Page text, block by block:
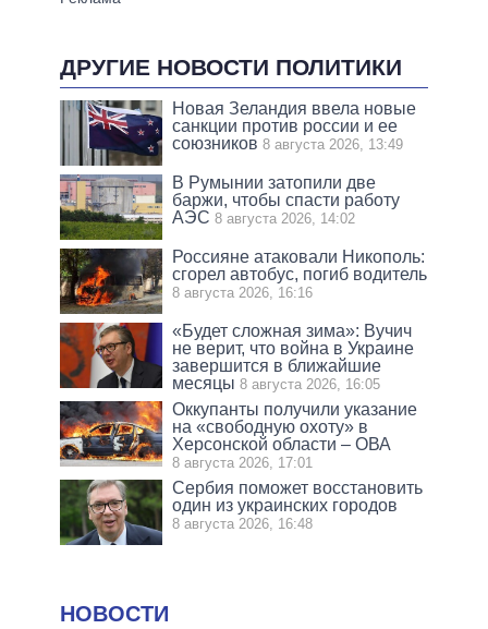
ДРУГИЕ НОВОСТИ ПОЛИТИКИ
Новая Зеландия ввела новые
санкции против россии и ее
союзников 8 августа 2026, 13:49
В Румынии затопили две
баржи, чтобы спасти работу
АЭС 8 августа 2026, 14:02
Россияне атаковали Никополь:
сгорел автобус, погиб водитель
8 августа 2026, 16:16
«Будет сложная зима»: Вучич
не верит, что война в Украине
завершится в ближайшие
месяцы 8 августа 2026, 16:05
Оккупанты получили указание
на «свободную охоту» в
Херсонской области – ОВА
8 августа 2026, 17:01
Сербия поможет восстановить
один из украинских городов
8 августа 2026, 16:48
НОВОСТИ